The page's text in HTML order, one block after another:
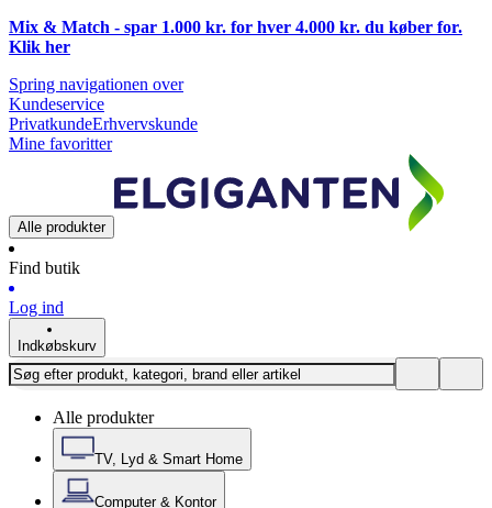
Mix & Match - spar 1.000 kr. for hver 4.000 kr. du køber for.
Klik her
Spring navigationen over
Kundeservice
PrivatkundeErhvervskunde
Mine favoritter
Alle produkter
Find butik
Log ind
Indkøbskurv
Alle produkter
TV, Lyd & Smart Home
Computer & Kontor